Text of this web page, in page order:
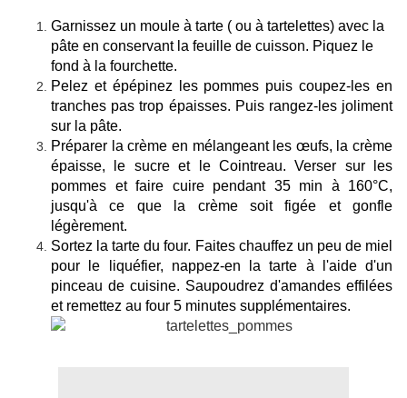
Garnissez un moule à tarte ( ou à tartelettes) avec la
pâte en conservant la feuille de cuisson. Piquez le
fond à la fourchette.
Pelez et épépinez les pommes puis coupez-les en
tranches pas trop épaisses. Puis rangez-les joliment
sur la pâte.
Préparer la crème en mélangeant les œufs, la crème
épaisse, le sucre et le Cointreau. Verser sur les
pommes et faire cuire pendant 35 min à 160°C,
jusqu'à ce que la crème soit figée et gonfle
légèrement.
Sortez la tarte du four. Faites chauffez un peu de miel
pour le liquéfier, nappez-en la tarte à l'aide d'un
pinceau de cuisine. Saupoudrez d'amandes effilées
et remettez au four 5 minutes supplémentaires.